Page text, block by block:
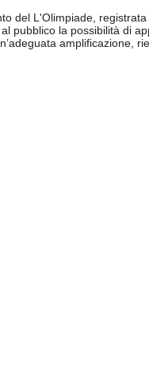
del L'Olimpiade,
pubblico la possibilità di
amplificazione,